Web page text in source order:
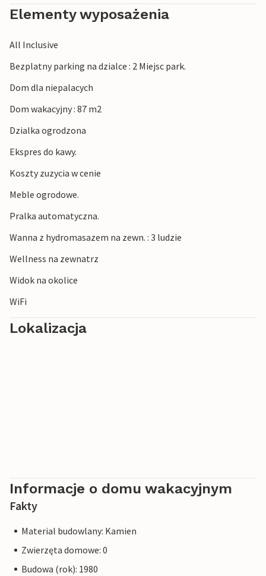
nie tylko dobre restauracje, ale także bogata oferta
dziedzictwa kulturowego, które warto zobaczyć.
Elementy wyposażenia
All Inclusive
Bezplatny parking na dzialce : 2 Miejsc park.
Dom dla niepalacych
Dom wakacyjny : 87 m2
Dzialka ogrodzona
Ekspres do kawy.
Koszty zuzycia w cenie
Meble ogrodowe.
Pralka automatyczna.
Wanna z hydromasazem na zewn. : 3 ludzie
Wellness na zewnatrz
Widok na okolice
WiFi
Lokalizacja
Informacje o domu wakacyjnym
Fakty
Material budowlany: Kamien
Zwierzęta domowe: 0
Budowa (rok): 1980